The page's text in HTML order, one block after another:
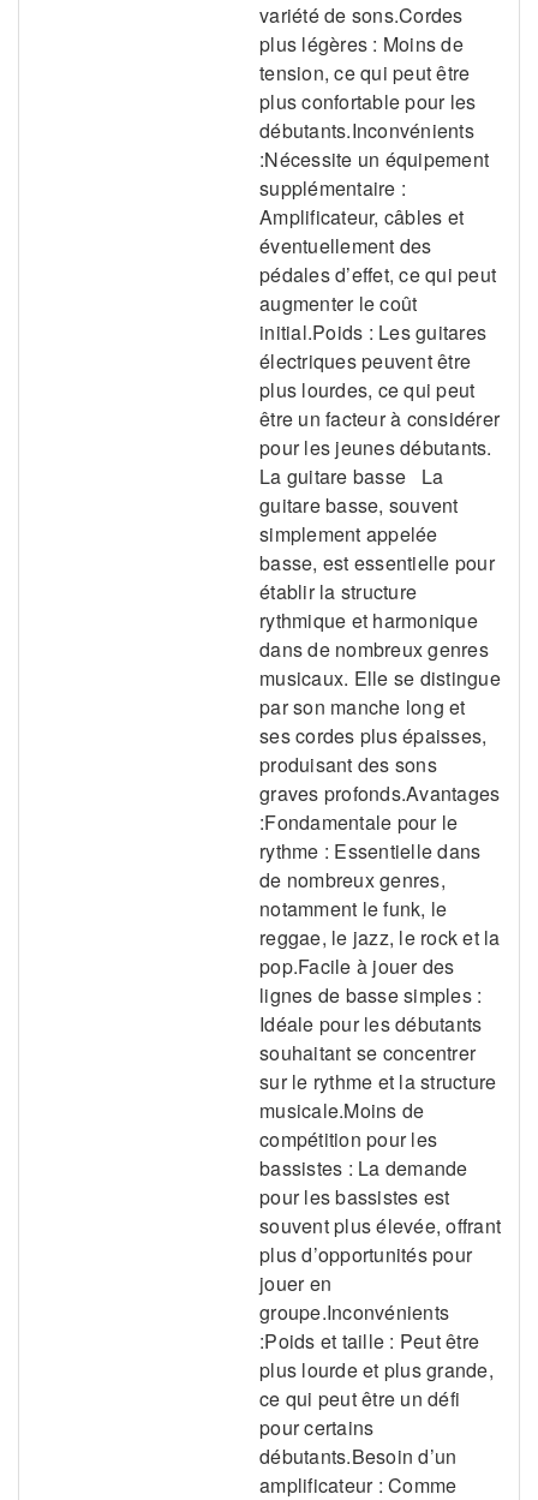
variété de sons.Cordes
plus légères : Moins de
tension, ce qui peut être
plus confortable pour les
débutants.Inconvénients
:Nécessite un équipement
supplémentaire :
Amplificateur, câbles et
éventuellement des
pédales d’effet, ce qui peut
augmenter le coût
initial.Poids : Les guitares
électriques peuvent être
plus lourdes, ce qui peut
être un facteur à considérer
pour les jeunes débutants.
La guitare basse La
guitare basse, souvent
simplement appelée
basse, est essentielle pour
établir la structure
rythmique et harmonique
dans de nombreux genres
musicaux. Elle se distingue
par son manche long et
ses cordes plus épaisses,
produisant des sons
graves profonds.Avantages
:Fondamentale pour le
rythme : Essentielle dans
de nombreux genres,
notamment le funk, le
reggae, le jazz, le rock et la
pop.Facile à jouer des
lignes de basse simples :
Idéale pour les débutants
souhaitant se concentrer
sur le rythme et la structure
musicale.Moins de
compétition pour les
bassistes : La demande
pour les bassistes est
souvent plus élevée, offrant
plus d’opportunités pour
jouer en
groupe.Inconvénients
:Poids et taille : Peut être
plus lourde et plus grande,
ce qui peut être un défi
pour certains
débutants.Besoin d’un
amplificateur : Comme